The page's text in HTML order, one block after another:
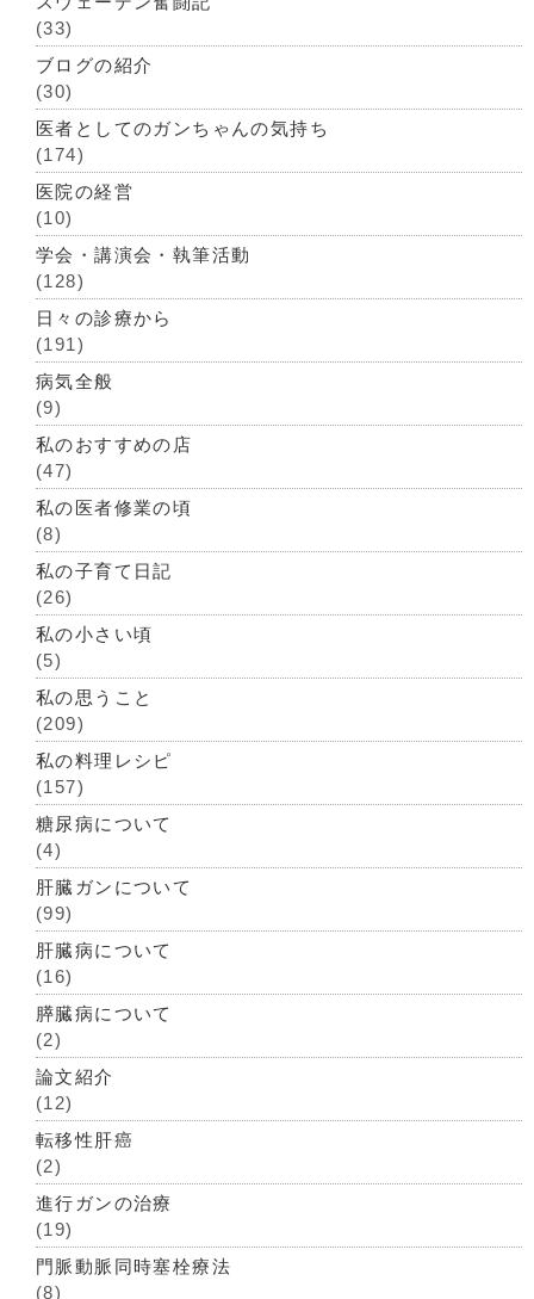
(33)
ブログの紹介
(30)
医者としてのガンちゃんの気持ち
(174)
医院の経営
(10)
学会・講演会・執筆活動
(128)
日々の診療から
(191)
病気全般
(9)
私のおすすめの店
(47)
私の医者修業の頃
(8)
私の子育て日記
(26)
私の小さい頃
(5)
私の思うこと
(209)
私の料理レシピ
(157)
糖尿病について
(4)
肝臓ガンについて
(99)
肝臓病について
(16)
膵臓病について
(2)
論文紹介
(12)
転移性肝癌
(2)
進行ガンの治療
(19)
門脈動脈同時塞栓療法
(8)